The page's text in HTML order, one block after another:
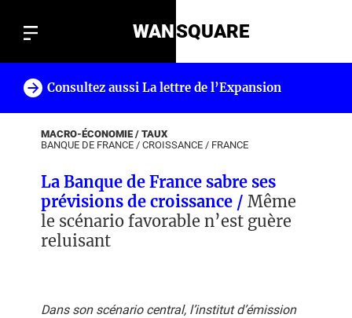
WANSQUARE
Consultez aussi La lettre de l’Expansion
MACRO-ÉCONOMIE / TAUX
BANQUE DE FRANCE / CROISSANCE / FRANCE
La Banque de France sabre ses
prévisions de croissance / Même
le scénario favorable n’est guère
reluisant
Dans son scénario central, l’institut d’émission